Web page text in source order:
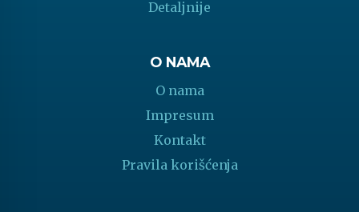
Detaljnije
O NAMA
O nama
Impresum
Kontakt
Pravila korišćenja